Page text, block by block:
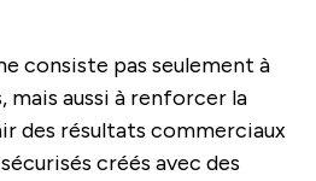
consiste pas seulement à
mais aussi à renforcer la
des résultats commerciaux
créés avec des